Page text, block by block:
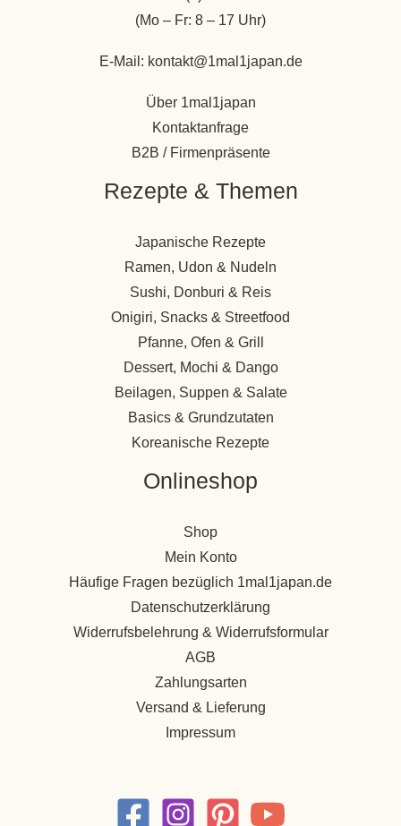
(Mo – Fr: 8 – 17 Uhr)
E-Mail: kontakt@1mal1japan.de
Über 1mal1japan
Kontaktanfrage
B2B / Firmenpräsente
Rezepte & Themen
Japanische Rezepte
Ramen, Udon & Nudeln
Sushi, Donburi & Reis
Onigiri, Snacks & Streetfood
Pfanne, Ofen & Grill
Dessert, Mochi & Dango
Beilagen, Suppen & Salate
Basics & Grundzutaten
Koreanische Rezepte
Onlineshop
Shop
Mein Konto
Häufige Fragen bezüglich 1mal1japan.de
Datenschutzerklärung
Widerrufsbelehrung & Widerrufsformular
AGB
Zahlungsarten
Versand & Lieferung
Impressum